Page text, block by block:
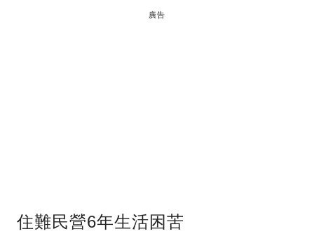
廣告
住難民營6年生活困苦